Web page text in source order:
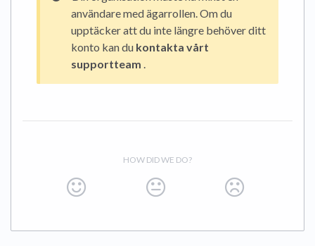
användare med ägarrollen. Om du
upptäcker att du inte längre behöver ditt
konto kan du kontakta vårt
supportteam .
HOW DID WE DO?